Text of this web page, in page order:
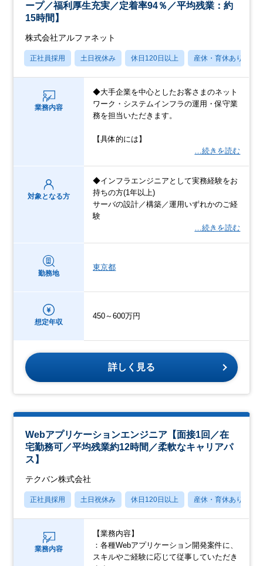
ープ／福利厚生充実／定着率94％／平均残業：約
15時間】
株式会社アルファネット
正社員採用 土日祝休み 休日120日以上 産休・育休あり
業務内容
◆大手企業を中心としたお客さまのネット
ワーク・システムインフラの運用・保守業
務を担当いただきます。
【具体的には】
…続きを読む
対象となる方
◆インフラエンジニアとして実務経験をお
持ちの方(1年以上)
サーバの設計／構築／運用いずれかのご経
験
…続きを読む
勤務地
東京都
想定年収
450～600万円
詳しく見る
Webアプリケーションエンジニア【面接1回／在
宅勤務可／平均残業約12時間／柔軟なキャリアパ
ス】
テクバン株式会社
正社員採用 土日祝休み 休日120日以上 産休・育休あり
業務内容
【業務内容】
：各種Webアプリケーション開発案件に、
スキルやご経験に応じて従事していただき